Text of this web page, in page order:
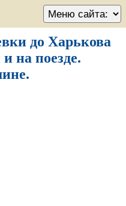
до Харькова
на поезде.